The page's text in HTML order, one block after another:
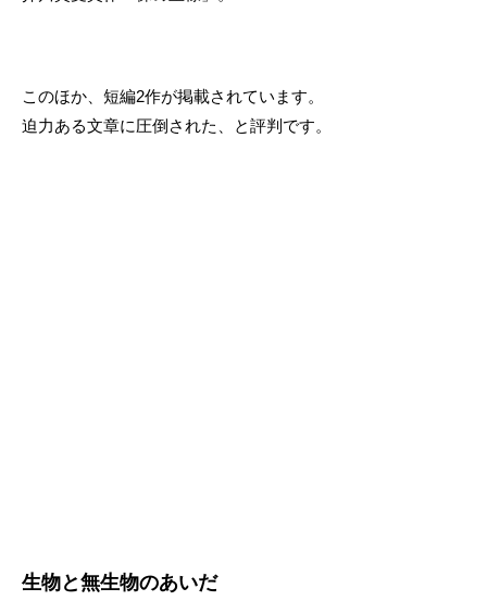
このほか、短編2作が掲載されています。
迫力ある文章に圧倒された、と評判です。
生物と無生物のあいだ